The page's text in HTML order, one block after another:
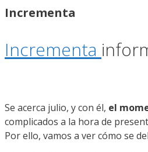
Incrementa
Incrementa
Se acerca julio, y con él, el
complicados a la hora de
Por ello, vamos a ver cómo se